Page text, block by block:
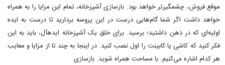
موقع فروش، چشمگیرتر خواهد بود. بازسازی آشپزخانه، تمام این مزایا را به همراه
خواهد داشت اگر شما گام‌هایی درست در این پروسه بردارید تا درست به ایده
اولیه‌ای که در ذهن داشتید؛ برسید. برای خلق یک آشپزخانه ایدهآل، باید به این
فکر کنید که کاشی یا کابینت را اول نصب کنید. در اینجا به چند تا از مزایا و معایب
هر کدام اشاره می‌کنیم. با مساحت همراه شوید. بازسازی